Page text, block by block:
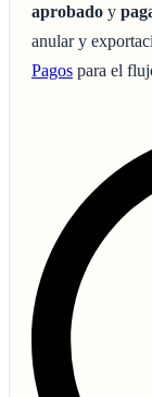
aprobado y
anular y
Pagos para el